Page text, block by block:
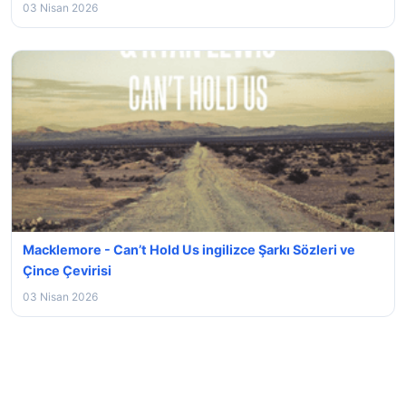
03 Nisan 2026
Macklemore - Can’t Hold Us ingilizce Şarkı Sözleri ve
Çince Çevirisi
03 Nisan 2026